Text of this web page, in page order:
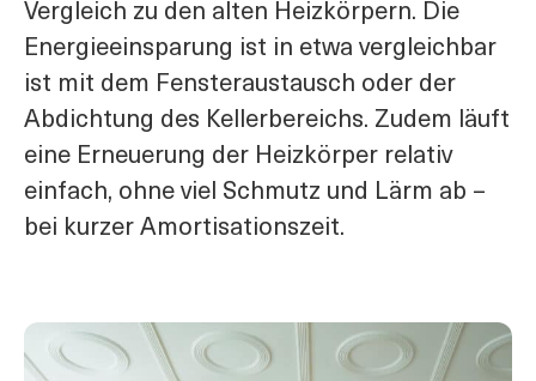
Vergleich zu den alten Heizkörpern. Die
Energieeinsparung ist in etwa vergleichbar
ist mit dem Fensteraustausch oder der
Abdichtung des Kellerbereichs. Zudem läuft
eine Erneuerung der Heizkörper relativ
einfach, ohne viel Schmutz und Lärm ab –
bei kurzer Amortisationszeit.